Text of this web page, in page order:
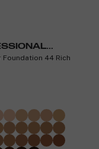
Foundation 44 Rich